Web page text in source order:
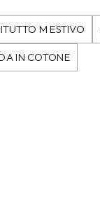
M ESTIVO
IN COTONE